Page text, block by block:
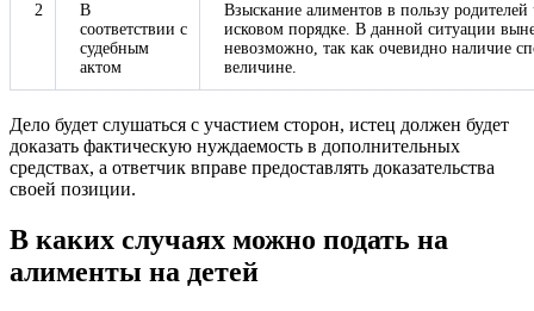
2
В
соответствии с
судебным
актом
Взыскание алиментов в пользу родителей
исковом порядке. В данной ситуации
невозможно, так как очевидно наличие
величине.
Дело будет слушаться с участием сторон, истец должен будет
доказать фактическую нуждаемость в дополнительных
средствах, а ответчик вправе предоставлять доказательства
своей позиции.
В каких случаях можно подать на
алименты на детей